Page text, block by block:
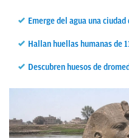
Emerge del agua una
Hallan huellas humanas de
Descubren huesos de